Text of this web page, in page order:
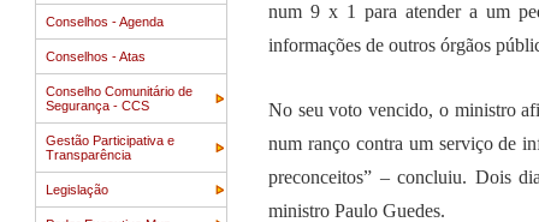
Conselhos - Agenda
Conselhos - Atas
Conselho Comunitário de
Segurança - CCS
Gestão Participativa e
Transparência
Legislação
num 9 x 1 para atender a um
informações de outros órgãos
No seu voto vencido, o ministro
num ranço contra um serviço de
preconceitos” – concluiu. Dois
ministro Paulo Guedes.